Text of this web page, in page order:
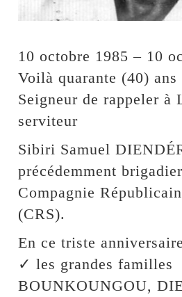
10 octobre 1985 – 10
Voilà quarante (40)
Seigneur de rappeler à
serviteur
Sibiri Samuel
précédemment
Compagnie
(CRS).
En ce triste
✓ les grandes familles
BOUNKOUNGOU,